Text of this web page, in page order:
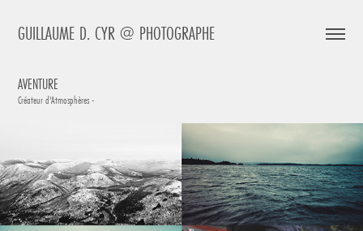
GUILLAUME D. CYR @ PHOTOGRAPHE
AVENTURE
Créateur d'Atmosphères -